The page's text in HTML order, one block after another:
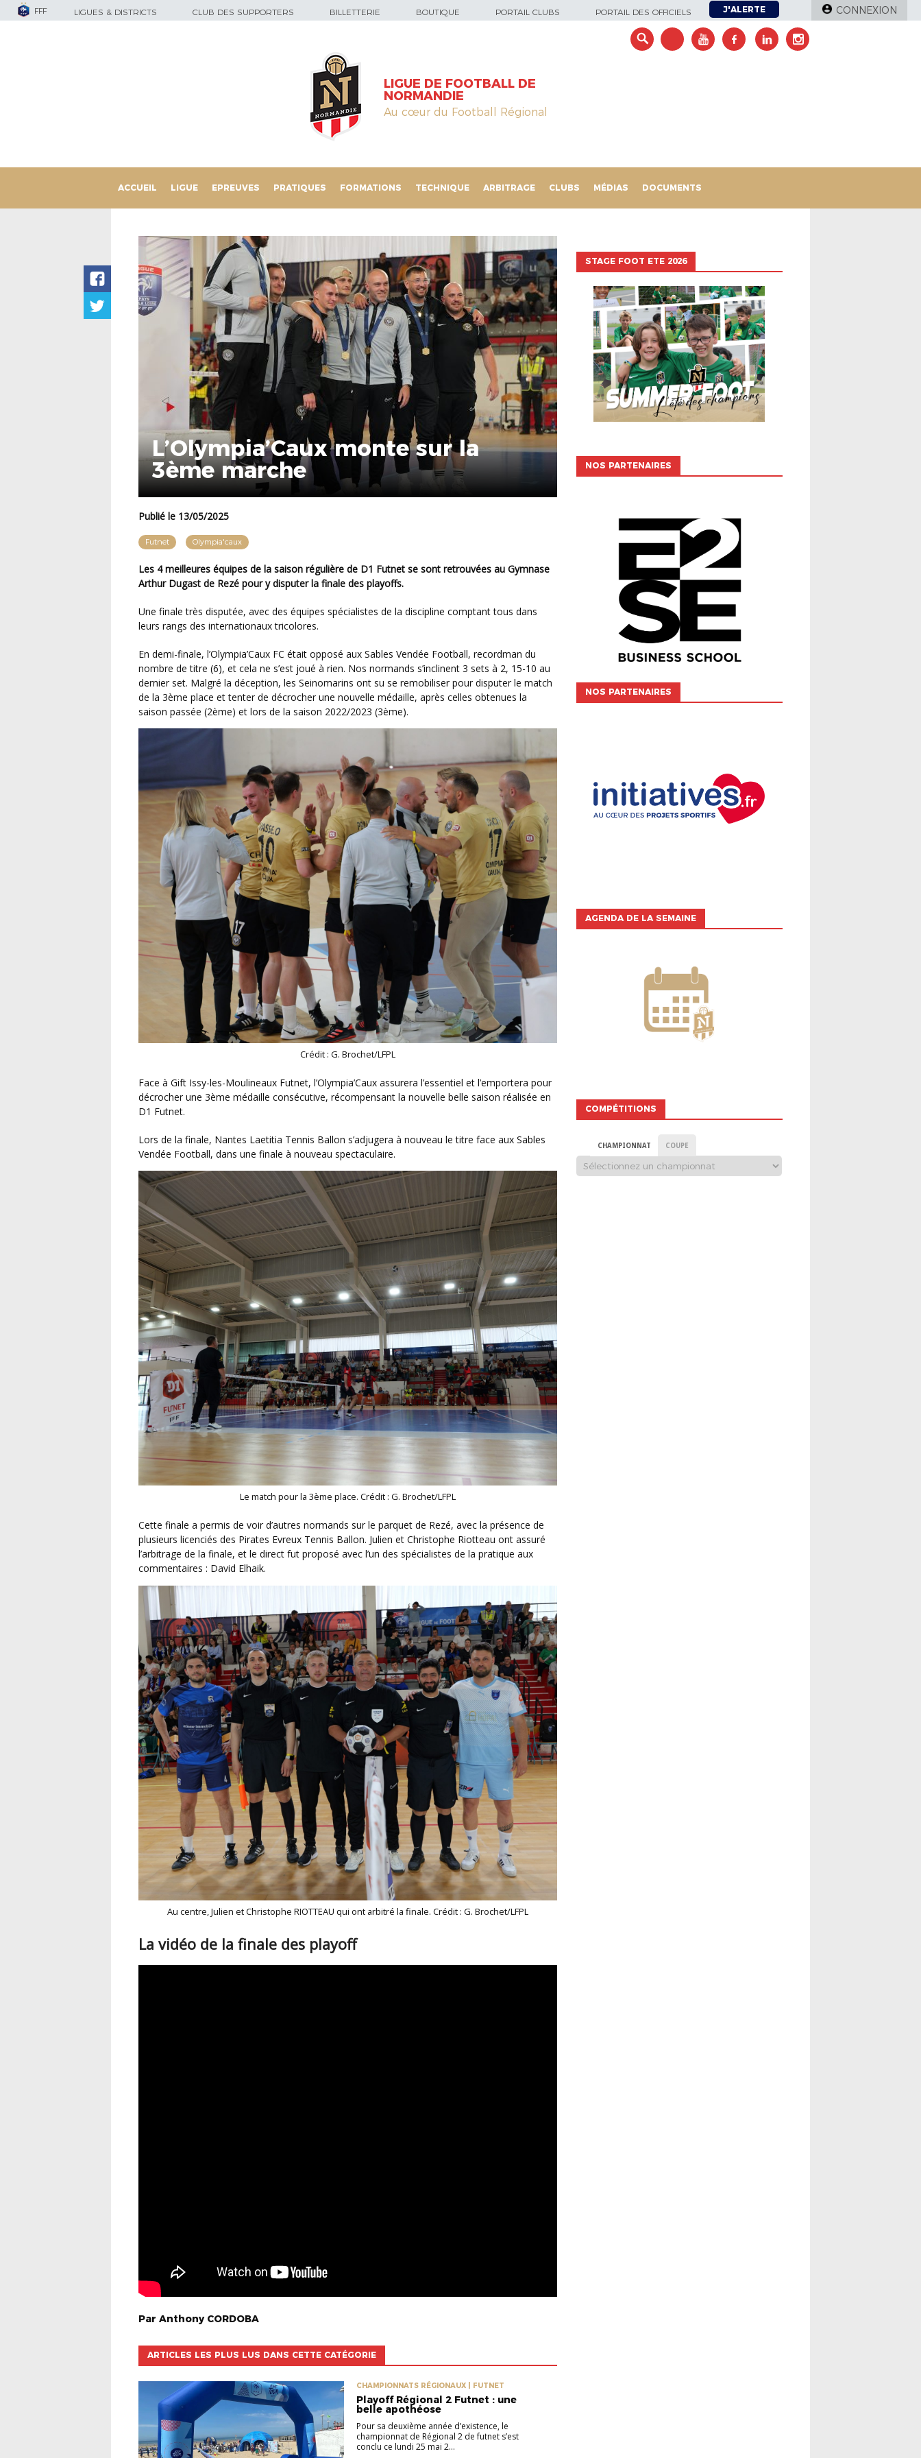
FFF LIGUES & DISTRICTS CLUB DES SUPPORTERS BILLETTERIE BOUTIQUE PORTAIL CLUBS PORTAIL DES OFFICIELS J'ALERTE CONNEXION
LIGUE DE FOOTBALL DE
NORMANDIE
Au cœur du Football Régional
ACCUEIL LIGUE EPREUVES PRATIQUES FORMATIONS TECHNIQUE ARBITRAGE CLUBS MÉDIAS DOCUMENTS
L’Olympia’Caux monte sur la
3ème marche
Publié le 13/05/2025
Futnet Olympia'caux
Les 4 meilleures équipes de la saison régulière de D1 Futnet se sont retrouvées au Gymnase
Arthur Dugast de Rezé pour y disputer la finale des playoffs.
Une finale très disputée, avec des équipes spécialistes de la discipline comptant tous dans
leurs rangs des internationaux tricolores.
En demi-finale, l’Olympia’Caux FC était opposé aux Sables Vendée Football, recordman du
nombre de titre (6), et cela ne s’est joué à rien. Nos normands s’inclinent 3 sets à 2, 15-10 au
dernier set. Malgré la déception, les Seinomarins ont su se remobiliser pour disputer le match
de la 3ème place et tenter de décrocher une nouvelle médaille, après celles obtenues la
saison passée (2ème) et lors de la saison 2022/2023 (3ème).
Crédit : G. Brochet/LFPL
Face à Gift Issy-les-Moulineaux Futnet, l’Olympia’Caux assurera l’essentiel et l’emportera pour
décrocher une 3ème médaille consécutive, récompensant la nouvelle belle saison réalisée en
D1 Futnet.
Lors de la finale, Nantes Laetitia Tennis Ballon s’adjugera à nouveau le titre face aux Sables
Vendée Football, dans une finale à nouveau spectaculaire.
Le match pour la 3ème place. Crédit : G. Brochet/LFPL
Cette finale a permis de voir d’autres normands sur le parquet de Rezé, avec la présence de
plusieurs licenciés des Pirates Evreux Tennis Ballon. Julien et Christophe Riotteau ont assuré
l’arbitrage de la finale, et le direct fut proposé avec l’un des spécialistes de la pratique aux
commentaires : David Elhaik.
Au centre, Julien et Christophe RIOTTEAU qui ont arbitré la finale. Crédit : G. Brochet/LFPL
La vidéo de la finale des playoff
Par Anthony CORDOBA
ARTICLES LES PLUS LUS DANS CETTE CATÉGORIE
CHAMPIONNATS RÉGIONAUX | FUTNET
Playoff Régional 2 Futnet : une
belle apothéose
Pour sa deuxième année d’existence, le
championnat de Régional 2 de futnet s’est
conclu ce lundi 25 mai 2...
STAGE FOOT ETE 2026
NOS PARTENAIRES
NOS PARTENAIRES
AGENDA DE LA SEMAINE
COMPÉTITIONS
CHAMPIONNAT COUPE